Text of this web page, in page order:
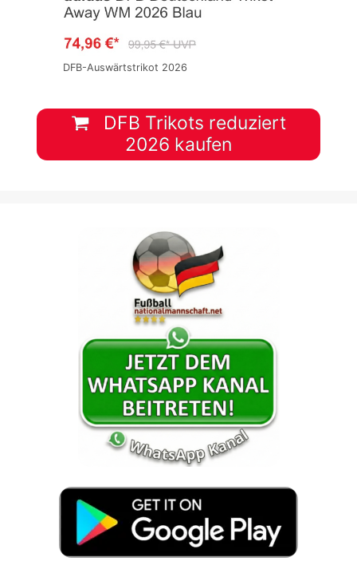
DFB-Auswärtstrikot 2026
DFB Trikots reduziert
2026 kaufen